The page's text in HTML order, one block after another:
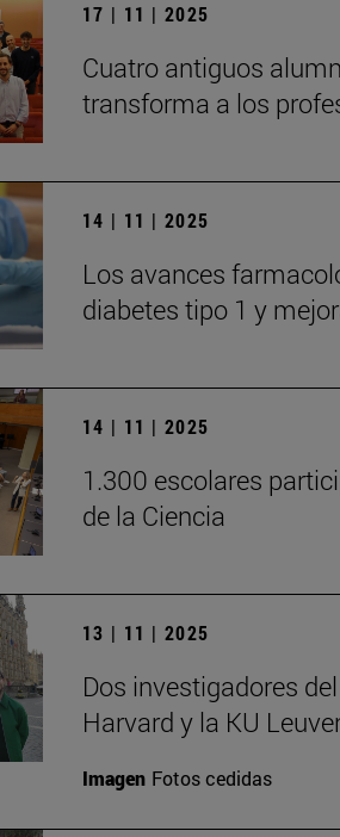
17 | 11 | 2025
Cuatro antiguos
transforma a los
14 | 11 | 2025
Los avances
diabetes tipo 1 y
14 | 11 | 2025
1.300 escolares
de la Ciencia
13 | 11 | 2025
Dos investigadores
Harvard y la KU
Imagen Fotos cedidas